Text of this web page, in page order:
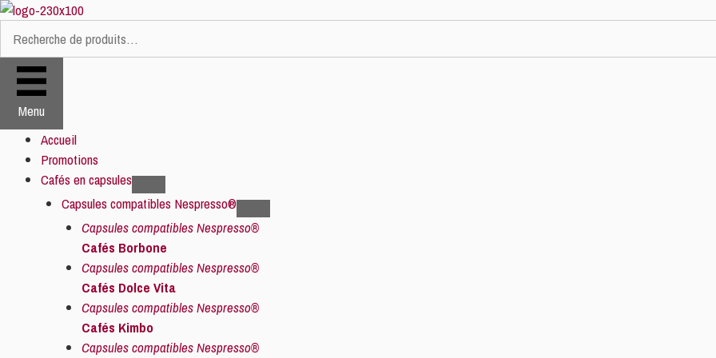
Aller
contenu
Recherche
pour :
Menu
Accueil
Promotions
Cafés en capsules
Capsules compatibles Nespresso®
Capsules compatibles Nespresso®
Cafés Borbone
Capsules compatibles Nespresso®
Cafés Dolce Vita
Capsules compatibles Nespresso®
Cafés Kimbo
Capsules compatibles Nespresso®